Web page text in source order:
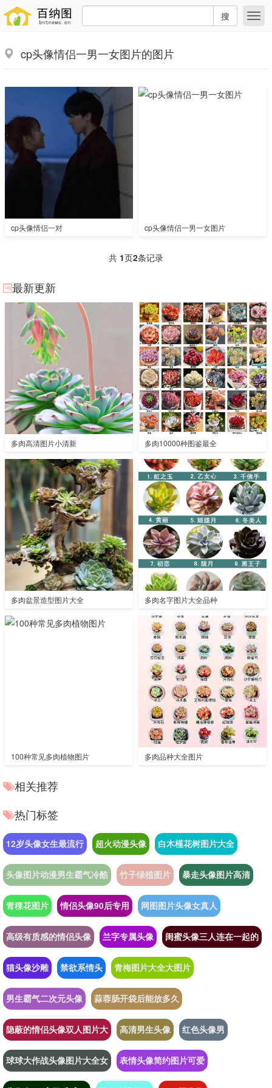
搜
cp头像情侣一男一女图片的图片
cp头像情侣一对 cp头像情侣一男一女图片
共 1页2条记录
最新更新
多肉高清图片小清新 多肉10000种图鉴最全
多肉盆景造型图片大全 多肉名字图片大全品种
100种常见多肉植物图片 多肉品种大全图片
相关推荐
热门标签
12岁头像女生最流行 超火动漫头像 白木槿花树图片大全
头像图片动漫男生霸气冷酷 竹子绿植图片 暴走头像图片高清
青稞花图片 情侣头像90后专用 网图图片头像女真人
高级有质感的情侣头像 兰字专属头像 闺蜜头像三人连在一起的
猫头像沙雕 禁欲系情头 青梅图片大全大图片
男生霸气二次元头像 蒜蓉肠开袋后能放多久
隐蔽的情侣头像双人图片大 高清男生头像 红色头像男
球球大作战头像图片大全女 表情头像简约图片可爱